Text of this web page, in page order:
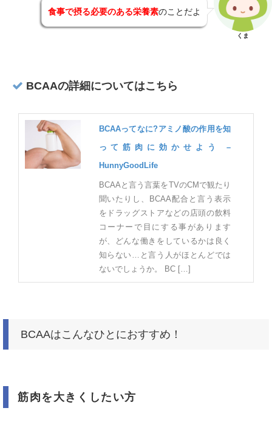
食事で摂る必要のある栄養素のことだよ
くま
BCAAの詳細についてはこちら
BCAAってなに?アミノ酸の作用を知
って筋肉に効かせよう –
HunnyGoodLife
BCAAと言う言葉をTVのCMで観たり
聞いたりし、BCAA配合と言う表示
をドラッグストアなどの店頭の飲料
コーナーで目にする事があります
が、どんな働きをしているかは良く
知らない…と言う人がほとんどでは
ないでしょうか。 BC […]
BCAAはこんなひとにおすすめ！
筋肉を大きくしたい方